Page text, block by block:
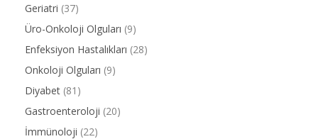
Geriatri (37)
Üro-Onkoloji Olguları (9)
Enfeksiyon Hastalıkları (28)
Onkoloji Olguları (9)
Diyabet (81)
Gastroenteroloji (20)
İmmünoloji (22)